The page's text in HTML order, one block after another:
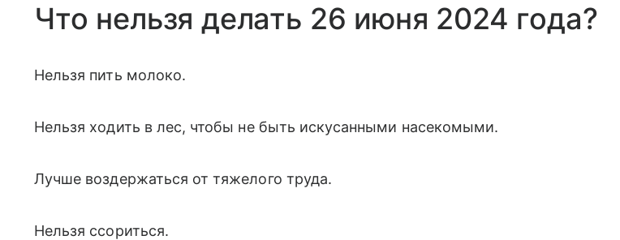
Что нельзя делать 26 июня 2024 года?
Нельзя пить молоко.
Нельзя ходить в лес, чтобы не быть искусанными насекомыми.
Лучше воздержаться от тяжелого труда.
Нельзя ссориться.